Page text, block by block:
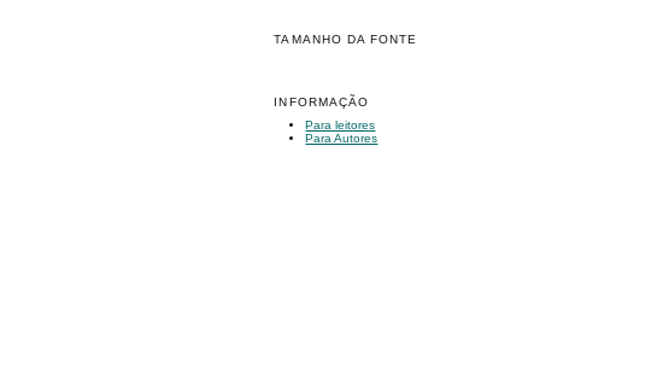
TAMANHO DA FONTE
INFORMAÇÃO
Para leitores
Para Autores